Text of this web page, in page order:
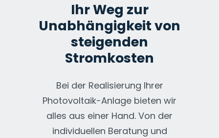
Ihr Weg zur
Unabhängigkeit von
steigenden
Stromkosten
Bei der Realisierung Ihrer
Photovoltaik-Anlage bieten wir
alles aus einer Hand. Von der
individuellen Beratung und